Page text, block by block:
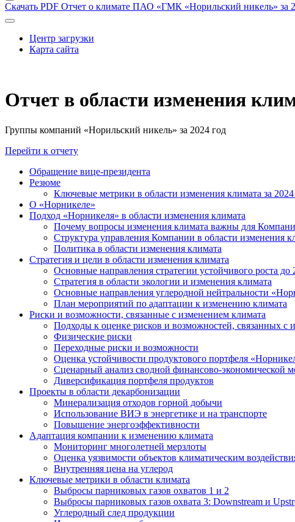
Скачать PDF Отчет о климате ПАО «ГМК «Норильский никель» за
Центр загрузки
Карта сайта
Отчет в области изменения
Группы компаний «Норильский никель» за 2024 год
Перейти к отчету
Обращение вице-президента
Резюме
Ключевые метрики в области изменения климата за 2024
О «Норникеле»
Подход «Норникеля» в области изменения климата
Почему вопросы изменения климата важны для
Структура управления Компании в области изменения
Политика в области изменения климата
Стратегия и цели в области изменения климата
Основные направления стратегии устойчивого роста до
Стратегия в области экологии и изменения климата
Основные направления углеродной нейтральности
План мероприятий по адаптации к изменению климата
Риски и возможности, связанные с изменением климата
Подходы к оценке рисков и возможностей, связанных с
Физические риски
Переходные риски и возможности
Оценка устойчивости продуктового портфеля
Сценарный анализ сводной финансово-экономической
Диверсификация портфеля продуктов
Проекты в области декарбонизации
Минерализация отходов горной добычи
Использование ВИЭ в энергетике и на транспорте
Повышение энергоэффективности
Адаптация компании к изменению климата
Мониторинг многолетней мерзлоты
Оценка уязвимости объектов климатическим
Внутренняя цена на углерод
Ключевые метрики в области климата
Выбросы парниковых газов охватов 1 и 2
Выбросы парниковых газов охвата 3: Downstream и
Углеродный след продукции